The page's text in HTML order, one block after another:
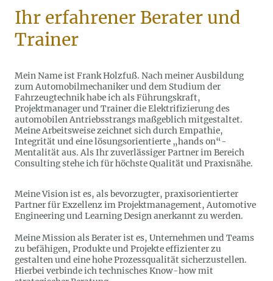
Ihr erfahrener Berater und
Trainer
Mein Name ist Frank Holzfuß. Nach meiner Ausbildung
zum Automobilmechaniker und dem Studium der
Fahrzeugtechnik habe ich als Führungskraft,
Projektmanager und Trainer die Elektrifizierung des
automobilen Antriebsstrangs maßgeblich mitgestaltet.
Meine Arbeitsweise zeichnet sich durch Empathie,
Integrität und eine lösungsorientierte „hands on“-
Mentalität aus. Als Ihr zuverlässiger Partner im Bereich
Consulting stehe ich für höchste Qualität und Praxisnähe.
Meine Vision ist es, als bevorzugter, praxisorientierter
Partner für Exzellenz im Projektmanagement, Automotive
Engineering und Learning Designanerkannt zu werden.
Meine Mission als Berater ist es, Unternehmen und Teams
zu befähigen, Produkte und Projekte effizienter zu
gestalten und eine hohe Prozessqualität sicherzustellen.
Hierbei verbinde ich technisches Know-how mit